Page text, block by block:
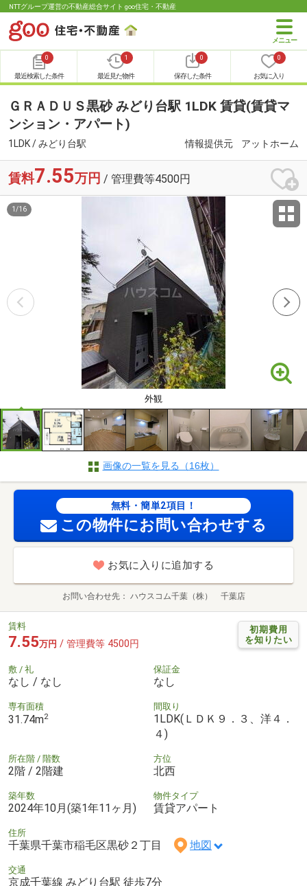
NTTグループ運営の不動産総合サイト goo住宅・不動産
0
最近検索した条件
1
最近見た物件
0
保存した条件
0
お気に入り
ＧＲＡＤＵＳ黒砂 みどり台駅 1LDK 賃貸(賃貸マ
ンション・アパート)
1LDK / みどり台駅 情報提供元 アットホーム
賃料7.55万円 / 管理費等4500円
外観
1 /16
画像の一覧を見る（16枚）
無料・簡単2項目！
この物件にお問い合わせする
お気に入りに追加する
お問い合わせ先 ハウスコム千葉（株） 千葉店
初期費用
を知りたい
賃料
7.55万円 / 管理費等 4500円
敷 / 礼
なし / なし
保証金
なし
専有面積
31.74m2
間取り
1LDK(ＬＤＫ９．３、洋４．
４)
所在階 / 階数
2階 / 2階建
方位
北西
築年数
2024年10月(築1年11ヶ月)
物件タイプ
賃貸アパート
住所
千葉県千葉市稲毛区黒砂２丁目 地図
交通
京成千葉線 みどり台駅 徒歩7分